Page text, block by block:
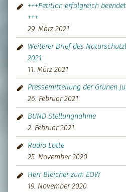
+++Petition erfolgreich
+++
29. März 2021
Weiterer Brief des
2021
11. März 2021
Pressemitteilung der Grünen
26. Februar 2021
BUND Stellungnahme
2. Februar 2021
Radio Lotte
25. November 2020
Herr Bleicher zum EOW
19. November 2020